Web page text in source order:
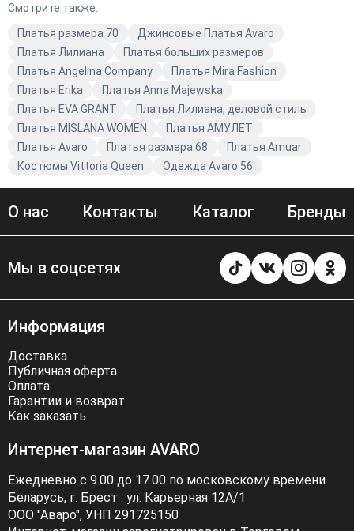
ЗигзагСтиль вы найдёте платья для любого случая:
повседневные и деловые. Они идеально подойдут для
работы, встреч с друзьями или романтических
вечеров. Выбирайте свой идеальный образ с Avaro!
Платья бренда ЗигзагСтиль — это сочетание стиля,
качества и актуальных трендов. Они помогут вам
выглядеть модно и современно в любой ситуации. Не
упустите возможность обновить свой гардероб с
помощью качественной одежды от Avaro.
Смотрите также:
Платья размера 70
Джинсовые Платья Avaro
Платья Лилиана
Платья больших размеров
Платья Angelina Company
Платья Mira Fashion
Платья Erika
Платья Anna Majewska
Платья EVA GRANT
Платья Лилиана, деловой стиль
Платья MISLANA WOMEN
Платья АМУЛЕТ
Платья Avaro
Платья размера 68
Платья Amuar
Костюмы Vittoria Queen
Одежда Avaro 56
О нас Контакты Каталог Бренды
Мы в соцсетях
Информация
Доставка
Публичная оферта
Оплата
Гарантии и возврат
Как заказать
Интернет-магазин AVARO
Ежедневно с 9.00 до 17.00 по московскому времени
Беларусь, г. Брест . ул. Карьерная 12А/1
ООО "Аваро", УНП 291725150